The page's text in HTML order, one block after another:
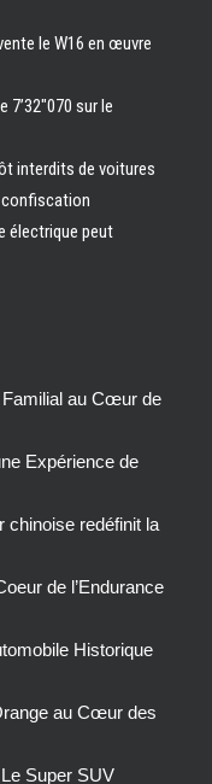
le W16 en œuvre
sur le
interdits de voitures
confiscation
électrique peut
au Cœur de
Expérience de
chinoise redéfinit la
de l’Endurance
Historique
au Cœur des
Super SUV